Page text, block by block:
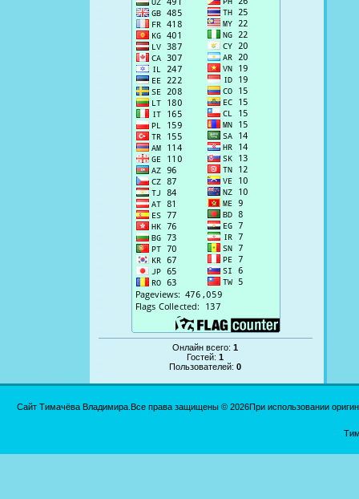
Онлайн всего:1
Гостей:1
Пользователей:0
Сайт Тимачёва Владимира.Все права защищены © 2026При использовании